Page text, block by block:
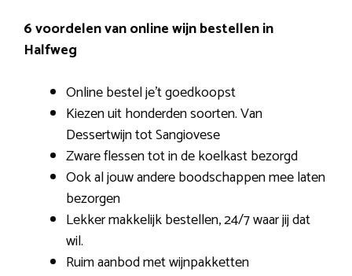
6 voordelen van online wijn bestellen in
Halfweg
Online bestel je’t goedkoopst
Kiezen uit honderden soorten. Van
Dessertwijn tot Sangiovese
Zware flessen tot in de koelkast bezorgd
Ook al jouw andere boodschappen mee laten
bezorgen
Lekker makkelijk bestellen, 24/7 waar jij dat
wil.
Ruim aanbod met wijnpakketten